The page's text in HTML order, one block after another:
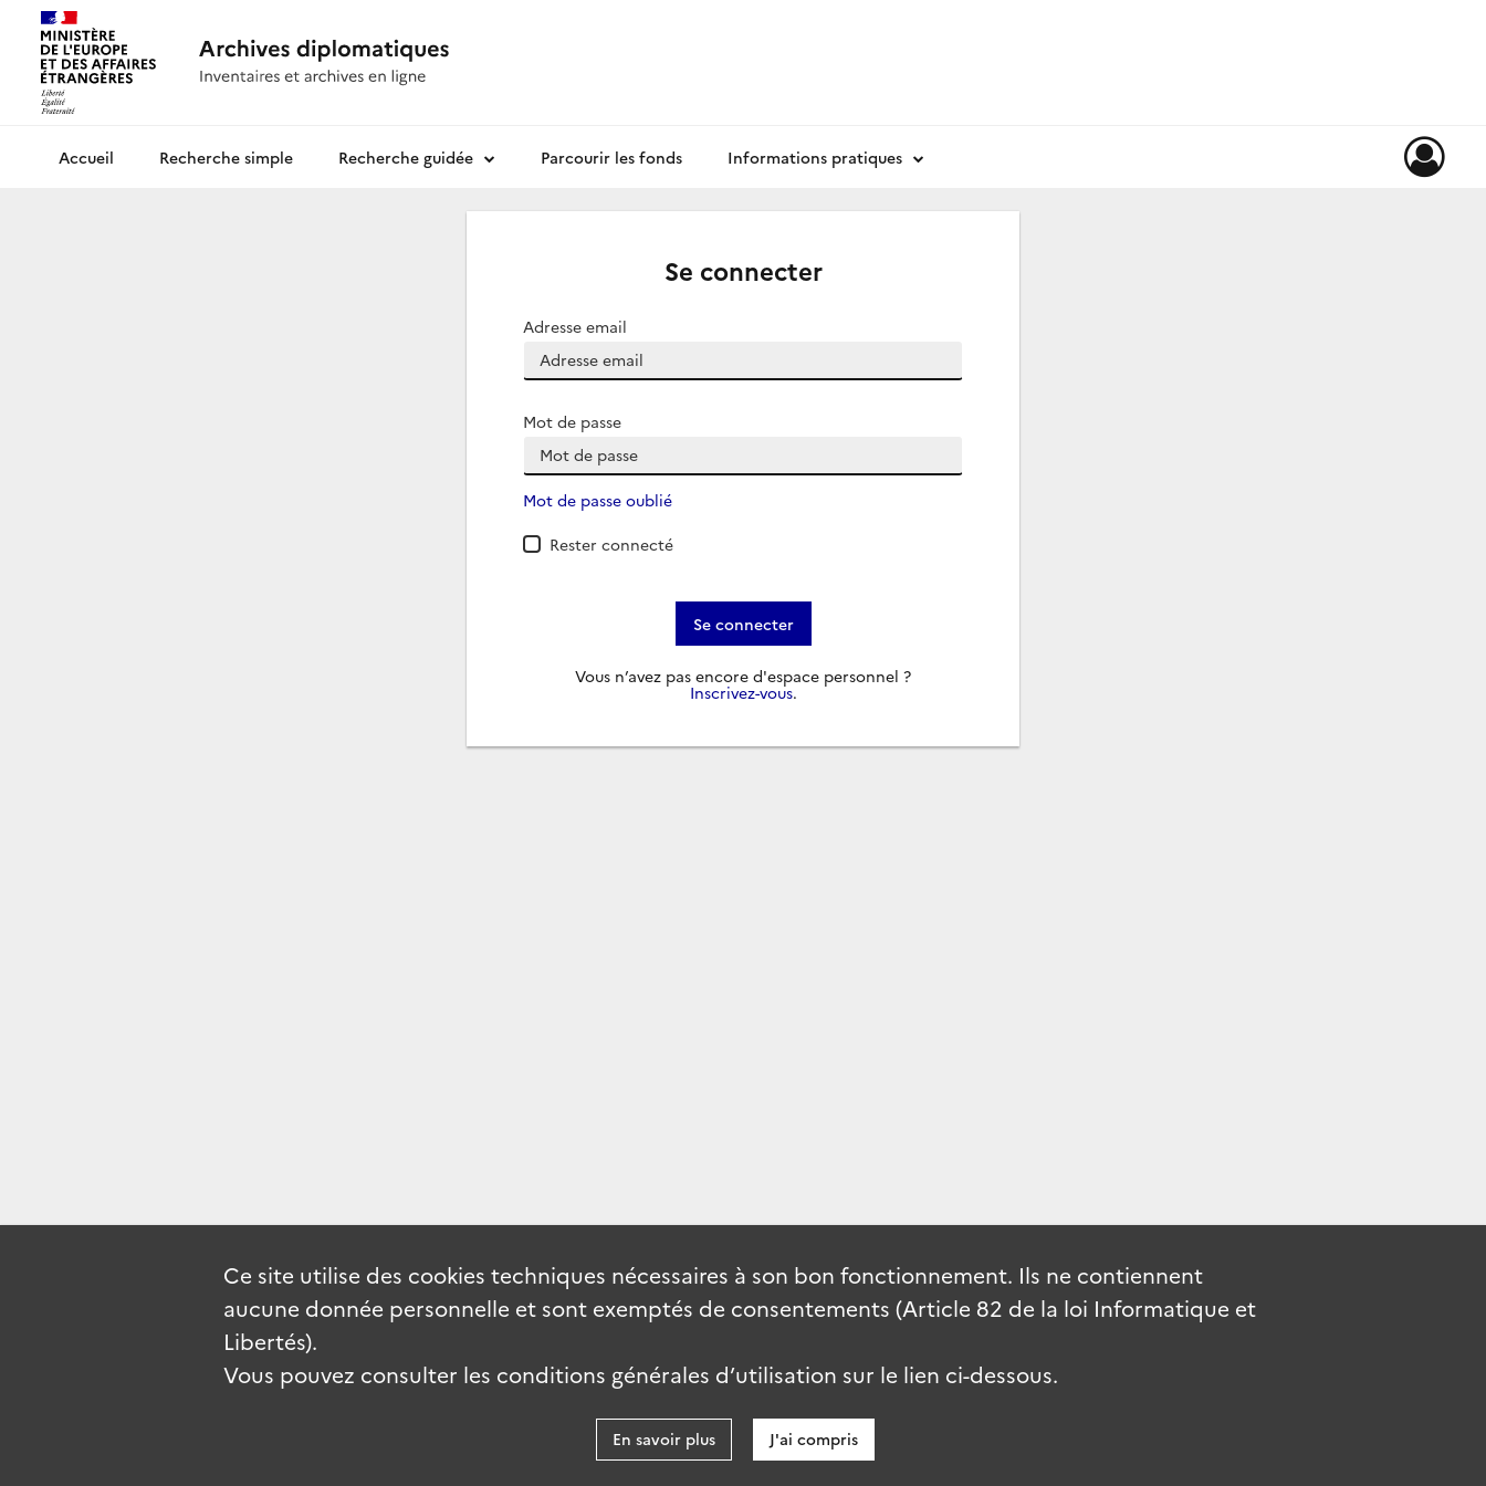
Archives diplomatiquesRecherche simple Recherche guidée Parcourir les fonds Informations pratiques
Se connecter
Adresse email
Mot de passe
Mot de passe oublié
Rester connecté
Se connecter
Vous n’avez pas encore d'espace personnel ?
Inscrivez-vous.
Ce site utilise des cookies techniques nécessaires à son bon fonctionnement. Ils ne contiennent
aucune donnée personnelle et sont exemptés de consentements (Article 82 de la loi Informatique et
Libertés).
Vous pouvez consulter les conditions générales d’utilisation sur le lien ci-dessous.
En savoir plus J'ai compris